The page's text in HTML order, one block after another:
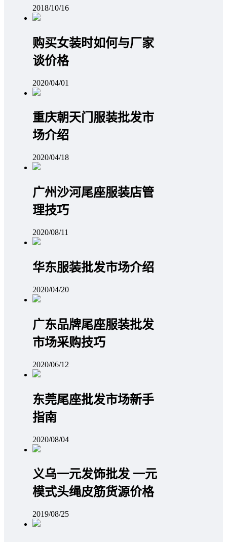
2018/10/16
购买女装时如何与厂家
谈价格
2020/04/01
重庆朝天门服装批发市
场介绍
2020/04/18
广州沙河尾座服装店管
理技巧
2020/08/11
华东服装批发市场介绍
2020/04/20
广东品牌尾座服装批发
市场采购技巧
2020/06/12
东莞尾座批发市场新手
指南
2020/08/04
义乌一元发饰批发 一元
模式头绳皮筋货源价格
2019/08/25